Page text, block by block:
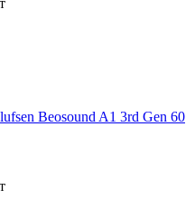
Beosound A1 3rd Gen 60